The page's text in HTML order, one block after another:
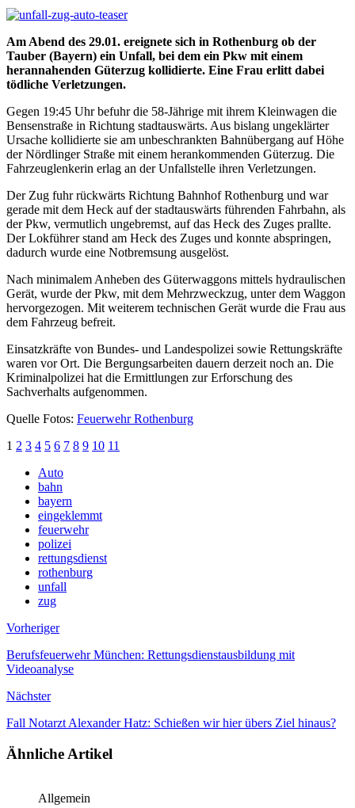
Am Abend des 29.01. ereignete sich in Rothenburg ob der
Tauber (Bayern) ein Unfall, bei dem ein Pkw mit einem
herannahenden Güterzug kollidierte. Eine Frau erlitt dabei
tödliche Verletzungen.
Gegen 19:45 Uhr befuhr die 58-Jährige mit ihrem Kleinwagen die
Bensenstraße in Richtung stadtauswärts. Aus bislang ungeklärter
Ursache kollidierte sie am unbeschrankten Bahnübergang auf Höhe
der Nördlinger Straße mit einem herankommenden Güterzug. Die
Fahrzeuglenkerin erlag an der Unfallstelle ihren Verletzungen.
Der Zug fuhr rückwärts Richtung Bahnhof Rothenburg und war
gerade mit dem Heck auf der stadtauswärts führenden Fahrbahn, als
der Pkw, vermutlich ungebremst, auf das Heck des Zuges prallte.
Der Lokführer stand am Heck des Zuges und konnte abspringen,
dadurch wurde eine Notbremsung ausgelöst.
Nach minimalem Anheben des Güterwaggons mittels hydraulischen
Gerät, wurde der Pkw, mit dem Mehrzweckzug, unter dem Waggon
hervorgezogen. Mit weiterem technischen Gerät wurde die Frau aus
dem Fahrzeug befreit.
Einsatzkräfte von Bundes- und Landespolizei sowie Rettungskräfte
waren vor Ort. Die Bergungsarbeiten dauern derzeit noch an. Die
Kriminalpolizei hat die Ermittlungen zur Erforschung des
Sachverhalts aufgenommen.
Quelle Fotos: Feuerwehr Rothenburg
1 2 3 4 5 6 7 8 9 10 11
Auto
bahn
bayern
eingeklemmt
feuerwehr
polizei
rettungsdienst
rothenburg
unfall
zug
Vorheriger
Berufsfeuerwehr München: Rettungsdienstausbildung mit
Videoanalyse
Nächster
Fall Notarzt Alexander Hatz: Schießen wir hier übers Ziel hinaus?
Ähnliche Artikel
Allgemein